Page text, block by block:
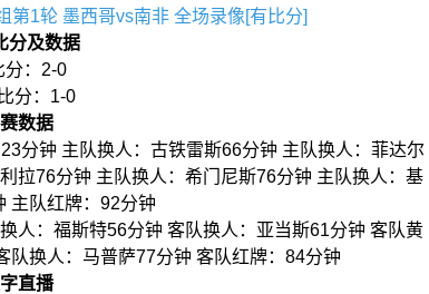
第1轮 墨西哥vs南非 全场录像[有比分]
分及数据
分：2-0
分：1-0
赛数据
分钟 主队换人：古铁雷斯66分钟 主队换人：菲达尔
拉76分钟 主队换人：希门尼斯76分钟 主队换人：基
主队红牌：92分钟
人：福斯特56分钟 客队换人：亚当斯61分钟 客队黄
队换人：马普萨77分钟 客队红牌：84分钟
直播